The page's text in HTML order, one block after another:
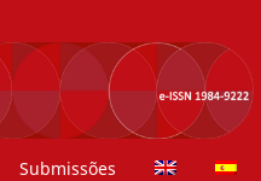
Submissões